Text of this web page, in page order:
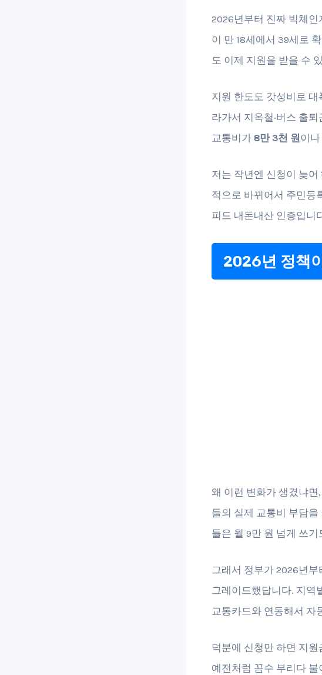
2026년부터 진짜 빅체인
이 만 18세에서 39세로
도 이제 지원을 받을 수
지원 한도도 갓성비로
라가서 지옥철·버스 출
교통비가 8만 3천 원이
저는 작년엔 신청이 늦
적으로 바뀌어서 주민등
피드 내돈내산 인증입니
2026년 정책
왜 이런 변화가 생겼냐
들의 실제 교통비 부담
들은 월 9만 원 넘게 쓰기
그래서 정부가 2026년
그레이드했답니다. 지역
교통카드와 연동해서 자
덕분에 신청만 하면 지
예전처럼 꼼수 부리다